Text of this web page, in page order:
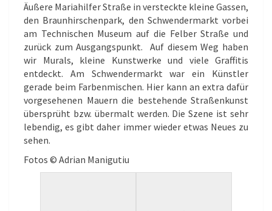
Äußere Mariahilfer Straße in versteckte kleine Gassen,
den Braunhirschenpark, den Schwendermarkt vorbei
am Technischen Museum auf die Felber Straße und
zurück zum Ausgangspunkt. Auf diesem Weg haben
wir Murals, kleine Kunstwerke und viele Graffitis
entdeckt. Am Schwendermarkt war ein Künstler
gerade beim Farbenmischen. Hier kann an extra dafür
vorgesehenen Mauern die bestehende Straßenkunst
übersprüht bzw. übermalt werden. Die Szene ist sehr
lebendig, es gibt daher immer wieder etwas Neues zu
sehen.
Fotos © Adrian Manigutiu